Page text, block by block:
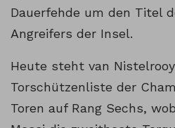
Dauerfehde um den Titel
Angreifers der Insel.
Heute steht van
Torschützenliste der
Toren auf Rang Sechs,